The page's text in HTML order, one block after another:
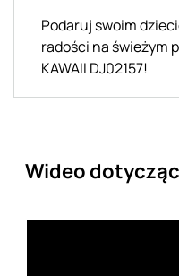
Podaruj swoim
radości na świeżym
KAWAII DJ02157!
Wideo